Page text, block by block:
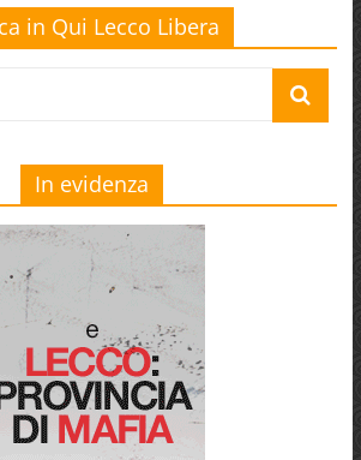
in Qui Lecco Libera
In evidenza